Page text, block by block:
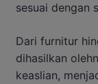
sesuai dengan
Dari furnitur
dihasilkan
keaslian,